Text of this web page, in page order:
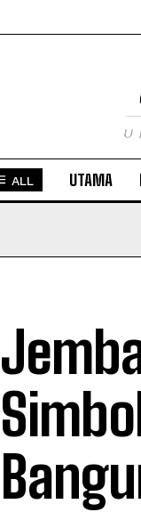
ALL UTAMA